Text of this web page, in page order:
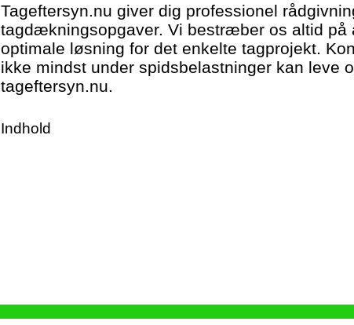
Tageftersyn.nu giver dig professionel
tagdækningsopgaver. Vi bestræber os altid på
optimale løsning for det enkelte tagprojekt.
ikke mindst under spidsbelastninger kan leve
tageftersyn.nu.
Indhold